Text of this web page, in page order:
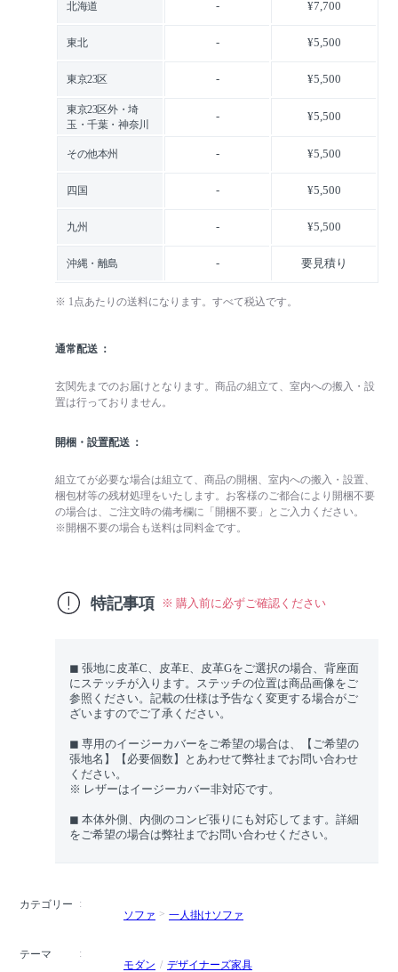
北海道 - ¥7,700
東北 - ¥5,500
東京23区 - ¥5,500
東京23区外・埼
玉・千葉・神奈川
- ¥5,500
その他本州 - ¥5,500
四国 - ¥5,500
九州 - ¥5,500
沖縄・離島 - 要見積り
※ 1点あたりの送料になります。すべて税込です。
通常配送
玄関先までのお届けとなります。商品の組立て、室内への搬入・設
置は行っておりません。
開梱・設置配送
組立てが必要な場合は組立て、商品の開梱、室内への搬入・設置、
梱包材等の残材処理をいたします。お客様のご都合により開梱不要
の場合は、ご注文時の備考欄に「開梱不要」とご入力ください。
※開梱不要の場合も送料は同料金です。
特記事項 ※ 購入前に必ずご確認ください
◼︎ 張地に皮革C、皮革E、皮革Gをご選択の場合、背座面
にステッチが入ります。ステッチの位置は商品画像をご
参照ください。記載の仕様は予告なく変更する場合がご
ざいますのでご了承ください。
◼︎ 専用のイージーカバーをご希望の場合は、【ご希望の
張地名】【必要個数】とあわせて弊社までお問い合わせ
ください。
※ レザーはイージーカバー非対応です。
◼︎ 本体外側、内側のコンビ張りにも対応してます。詳細
をご希望の場合は弊社までお問い合わせください。
カテゴリー
ソファ
一人掛けソファ
テーマ
モダン
デザイナーズ家具